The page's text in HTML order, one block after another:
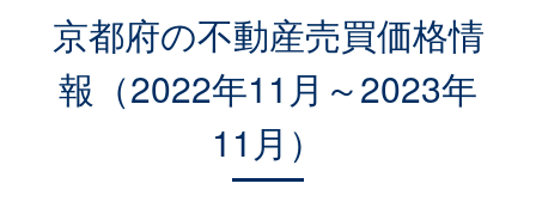
京都府の不動産売買価格情
報（2022年11月～2023年
11月）